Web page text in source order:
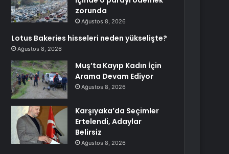
zorunda
Ağustos 8, 2026
Lotus Bakeries hisseleri neden yükselişte?
Ağustos 8, 2026
Muş’ta Kayıp Kadın İçin
Arama Devam Ediyor
Ağustos 8, 2026
Karşıyaka’da Seçimler
Ertelendi, Adaylar
Belirsiz
Ağustos 8, 2026